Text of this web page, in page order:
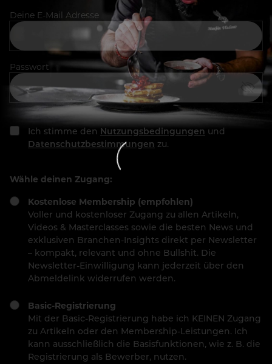
Deine E-Mail Adresse
Passwort
Ich stimme den Nutzungsbedingungen und
Datenschutzbestimmungen zu.
Wähle deinen Zugang:
Kostenlose Membership (empfohlen)
Voller und kostenloser Zugang zu allen Artikeln,
Videos & Masterclasses sowie die besten News und
exklusiven Branchen-Insights direkt per Newsletter
– kompakt, relevant und ohne Bullshit. Die
Newsletter-Einwilligung kann jederzeit über den
Abmeldelink widerrufen werden.
Basic-Registrierung
Mit der Basic-Registrierung habe ich KEINEN Zugang
zu Artikeln oder den Membership-Leistungen. Ich
kann ausschließlich die Basisfunktionen, wie z. B. die
Registrierung als Bewerber, nutzen.